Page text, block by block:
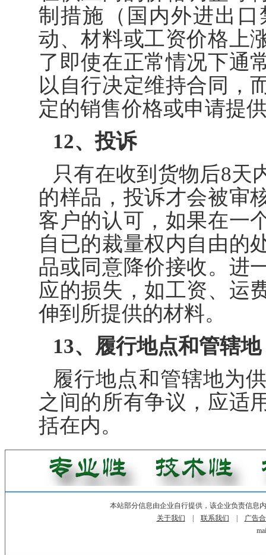
制措施（国内外进出
动、材料或工资价格上
了即使在正常情况下通
以自行决定维持合同，
定的销售价格或申请提
12、投诉
只有在收到货物后8天
的样品，投诉才会被审
客户的认可，如果在一
自已的裁量权内自由的
品或同意降价接收。进
应的损失，如工资、运
伸到所提供的材料。
13、履行地点和管辖地
履行地点和管辖地为
之间的所有争议，应适
括在内。
本站部分信息由企业自行提供，该企业负责信息
关于我们
联系我们
广告